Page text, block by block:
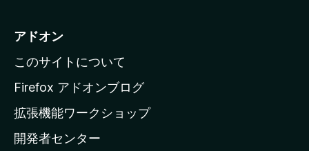
i
l
a
ホ
ー
アドオン
このサイトについて
Firefox アドオンブログ
拡張機能ワークショップ
開発者センター